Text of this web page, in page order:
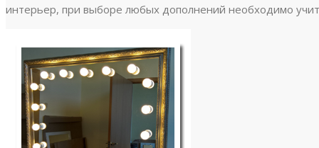
интерьер, при выборе любых дополнений необходимо